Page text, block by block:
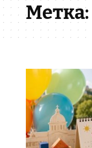
Метка: